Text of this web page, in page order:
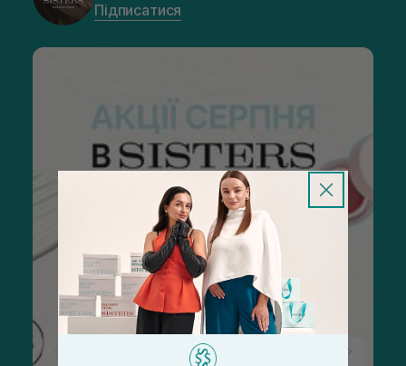
Підписатися